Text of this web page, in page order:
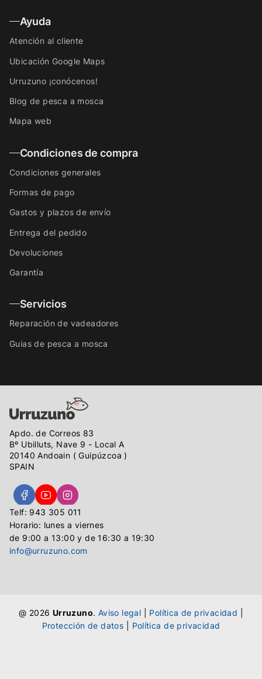
Ayuda
Atención al cliente
Ubicación Google Maps
Urruzuno ¡conócenos!
Blog de pesca a mosca
Mapa web
Condiciones de compra
Condiciones generales
Formas de pago
Gastos y plazos de envío
Entrega del pedido
Devoluciones
Garantía
Servicios
Reparación de vadeadores
Guias de pesca a mosca
Apdo. de Correos 83
Bº Ubilluts, Nave 9 - Local A
20140 Andoain ( Guipúzcoa )
SPAIN
Telf: 943 305 011
Horario: lunes a viernes
de 9:00 a 13:00 y de 16:30 a 19:30
info@urruzuno.com
@ 2026 Urruzuno. Aviso legal Política de privacidad
Protección de datos
Política de privacidad